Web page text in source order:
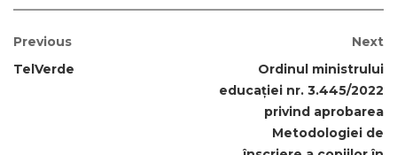
Previous
TelVerde
Next
Ordinul ministrului
educaţiei nr. 3.445/2022
privind aprobarea
Metodologiei de